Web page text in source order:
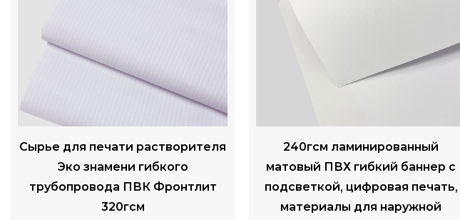
240гсм ламинированный
матовый ПВХ гибкий баннер с
подсветкой, цифровая печать,
материалы для наружной
260 Гсм ПВХ с подсветкой
баннера мягкая цифровая печать
материалы для наружной
рекламы